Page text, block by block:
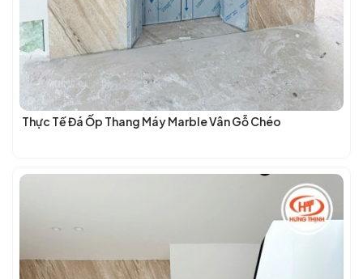
Thực Tế Đá Ốp Thang Máy Marble Vân Gỗ Chéo